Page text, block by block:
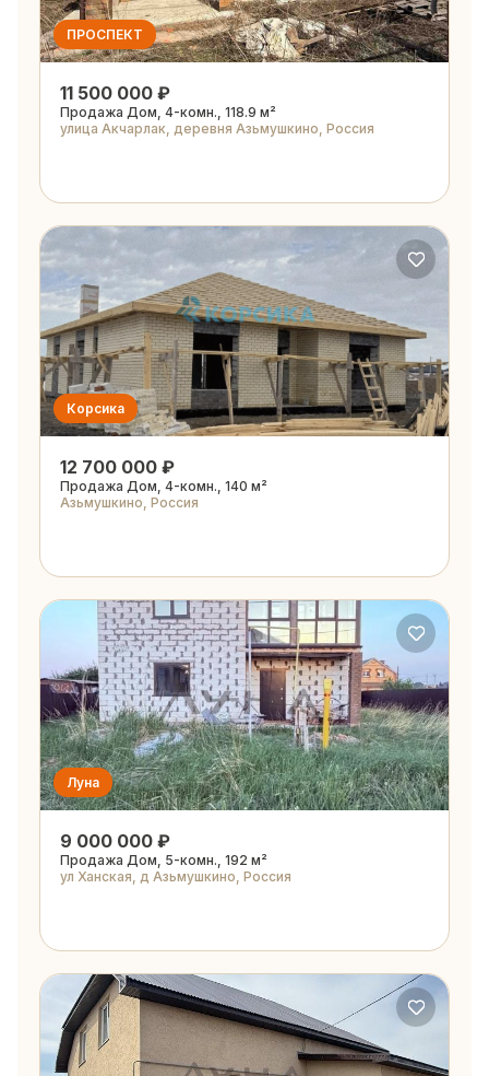
ПРОСПЕКТ
11 500 000 ₽
Продажа Дом, 4-комн., 118.9 м²
улица Акчарлак, деревня Азьмушкино, Россия
Корсика
12 700 000 ₽
Продажа Дом, 4-комн., 140 м²
Азьмушкино, Россия
Луна
9 000 000 ₽
Продажа Дом, 5-комн., 192 м²
ул Ханская, д Азьмушкино, Россия